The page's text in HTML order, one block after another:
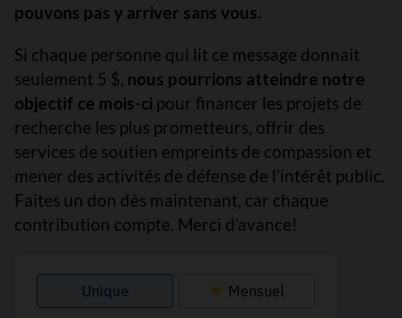
pouvons pas y arriver sans vous.
Si chaque personne qui lit ce message donnait
seulement 5 $, nous pourrions atteindre notre
objectif ce mois-ci pour financer les projets de
recherche les plus prometteurs, offrir des
services de soutien empreints de compassion et
mener des activités de défense de l’intérêt public.
Faites un don dès maintenant, car chaque
contribution compte. Merci d’avance!